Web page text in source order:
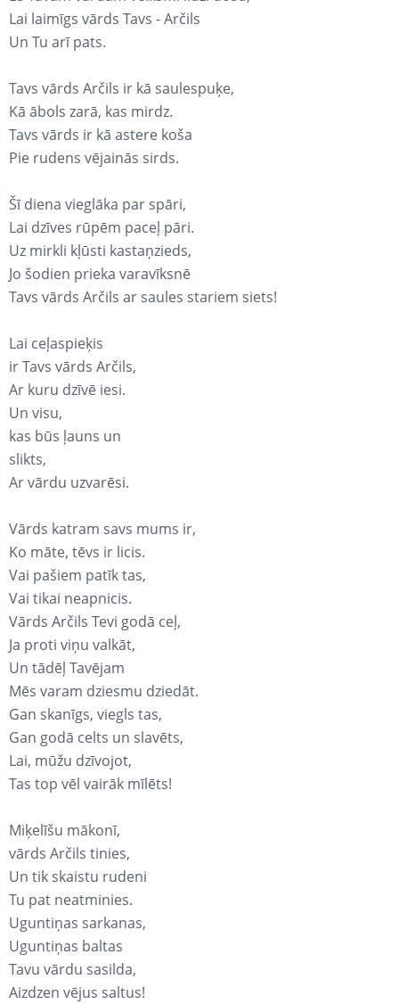
Lai laimīgs vārds Tavs - Arčils
Un Tu arī pats.
Tavs vārds Arčils ir kā saulespuķe,
Kā ābols zarā, kas mirdz.
Tavs vārds ir kā astere koša
Pie rudens vējainās sirds.
Šī diena vieglāka par spāri,
Lai dzīves rūpēm paceļ pāri.
Uz mirkli kļūsti kastaņzieds,
Jo šodien prieka varavīksnē
Tavs vārds Arčils ar saules stariem siets!
Lai ceļaspieķis
ir Tavs vārds Arčils,
Ar kuru dzīvē iesi.
Un visu,
kas būs ļauns un
slikts,
Ar vārdu uzvarēsi.
Vārds katram savs mums ir,
Ko māte, tēvs ir licis.
Vai pašiem patīk tas,
Vai tikai neapnicis.
Vārds Arčils Tevi godā ceļ,
Ja proti viņu valkāt,
Un tādēļ Tavējam
Mēs varam dziesmu dziedāt.
Gan skanīgs, viegls tas,
Gan godā celts un slavēts,
Lai, mūžu dzīvojot,
Tas top vēl vairāk mīlēts!
Miķelīšu mākonī,
vārds Arčils tinies,
Un tik skaistu rudeni
Tu pat neatminies.
Uguntiņas sarkanas,
Uguntiņas baltas
Tavu vārdu sasilda,
Aizdzen vējus saltus!